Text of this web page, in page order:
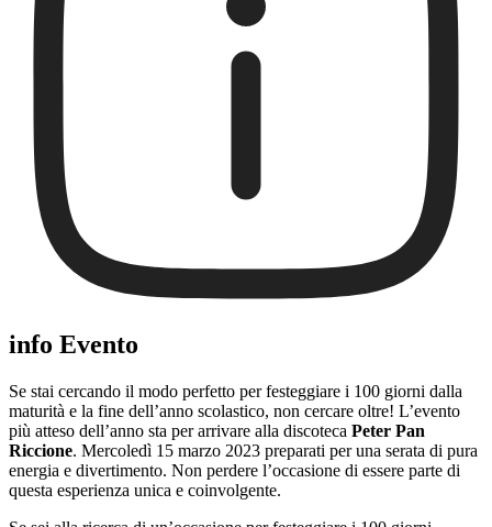
info Evento
Se stai cercando il modo perfetto per festeggiare i 100 giorni dalla
maturità e la fine dell’anno scolastico, non cercare oltre! L’evento
più atteso dell’anno sta per arrivare alla discoteca Peter Pan
Riccione. Mercoledì 15 marzo 2023 preparati per una serata di pura
energia e divertimento. Non perdere l’occasione di essere parte di
questa esperienza unica e coinvolgente.